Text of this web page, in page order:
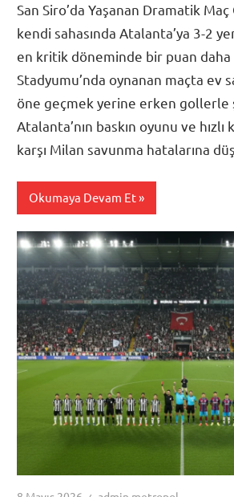
San Siro’da Yaşanan Dramatik
kendi sahasında Atalanta’ya 3-2
en kritik döneminde bir puan daha
Stadyumu’nda oynanan maçta ev
öne geçmek yerine erken gollerle
Atalanta’nın baskın oyunu ve
karşı Milan savunma hatalarına
Okumaya Devam Et